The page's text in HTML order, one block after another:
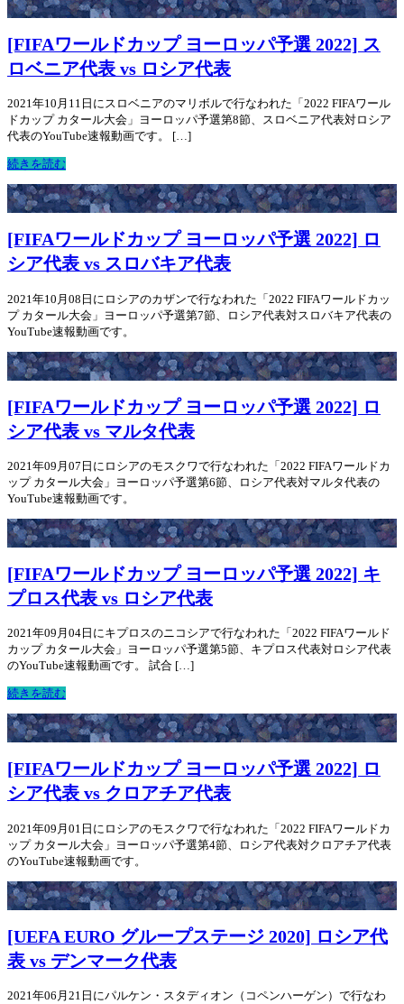
[FIFAワールドカップ ヨーロッパ予選 2022] ス
ロベニア代表 vs ロシア代表
2021年10月11日にスロベニアのマリボルで行なわれた「2022 FIFAワール
ドカップ カタール大会」ヨーロッパ予選第8節、スロベニア代表対ロシア
代表のYouTube速報動画です。 […]
続きを読む
[FIFAワールドカップ ヨーロッパ予選 2022] ロ
シア代表 vs スロバキア代表
2021年10月08日にロシアのカザンで行なわれた「2022 FIFAワールドカッ
プ カタール大会」ヨーロッパ予選第7節、ロシア代表対スロバキア代表の
YouTube速報動画です。
[FIFAワールドカップ ヨーロッパ予選 2022] ロ
シア代表 vs マルタ代表
2021年09月07日にロシアのモスクワで行なわれた「2022 FIFAワールドカ
ップ カタール大会」ヨーロッパ予選第6節、ロシア代表対マルタ代表の
YouTube速報動画です。
[FIFAワールドカップ ヨーロッパ予選 2022] キ
プロス代表 vs ロシア代表
2021年09月04日にキプロスのニコシアで行なわれた「2022 FIFAワールド
カップ カタール大会」ヨーロッパ予選第5節、キプロス代表対ロシア代表
のYouTube速報動画です。 試合 […]
続きを読む
[FIFAワールドカップ ヨーロッパ予選 2022] ロ
シア代表 vs クロアチア代表
2021年09月01日にロシアのモスクワで行なわれた「2022 FIFAワールドカ
ップ カタール大会」ヨーロッパ予選第4節、ロシア代表対クロアチア代表
のYouTube速報動画です。
[UEFA EURO グループステージ 2020] ロシア代
表 vs デンマーク代表
2021年06月21日にパルケン・スタディオン（コペンハーゲン）で行なわ